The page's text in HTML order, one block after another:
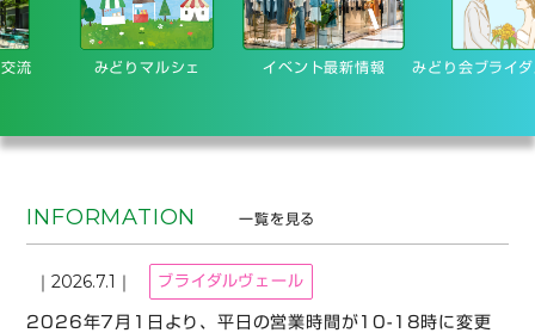
みどりマルシェ イベント最新情報 みどり会ブライダルヴェ
INFORMATION 最新情報一覧
一覧を見る
2026.7.1 ブライダルヴェール
2026年7月1日より、平日の営業時間が10-18時に変更